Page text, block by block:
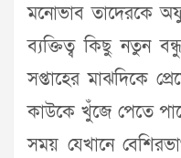
মনোভাব তাদেরকে
ব্যক্তিত্ব কিছু নতুন
সপ্তাহের মাঝদিকে
কাউকে খুঁজে পেতে
সময় যেখানে